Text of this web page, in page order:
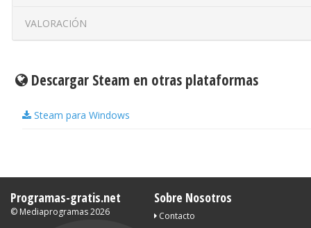
VALORACIÓN
Descargar Steam en otras plataformas
Steam para Windows
Programas-gratis.net
© Mediaprogramas2026
Sobre Nosotros
Contacto